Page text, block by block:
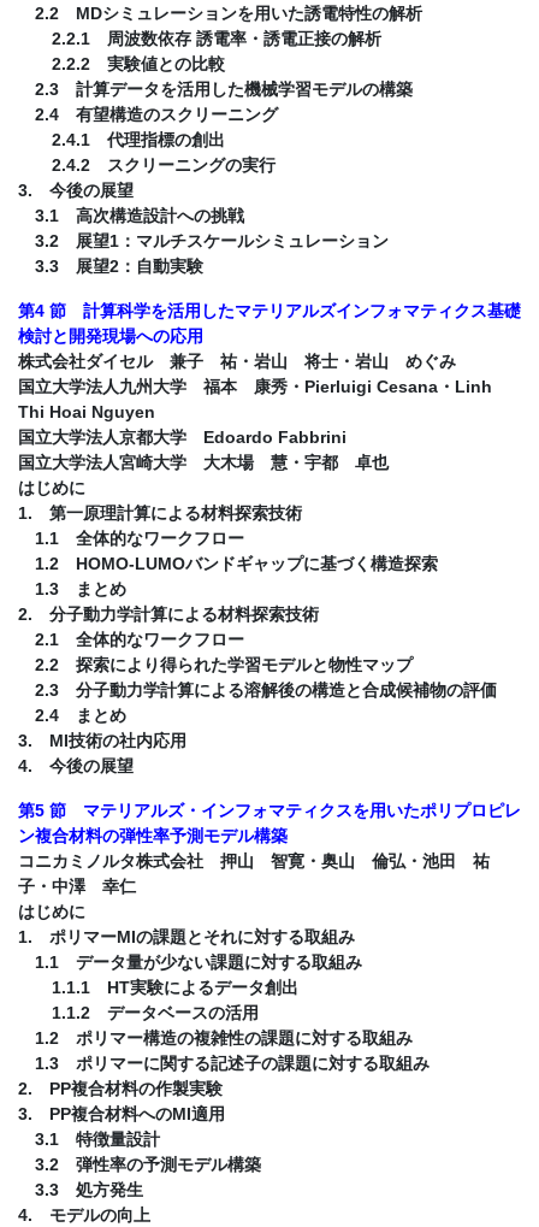
2.2 MDシミュレーションを用いた誘電特性の解析
2.2.1 周波数依存 誘電率・誘電正接の解析
2.2.2 実験値との比較
2.3 計算データを活用した機械学習モデルの構築
2.4 有望構造のスクリーニング
2.4.1 代理指標の創出
2.4.2 スクリーニングの実行
3. 今後の展望
3.1 高次構造設計への挑戦
3.2 展望1：マルチスケールシミュレーション
3.3 展望2：自動実験
第4 節 計算科学を活用したマテリアルズインフォマティクス基礎
検討と開発現場への応用
株式会社ダイセル 兼子 祐・岩山 将士・岩山 めぐみ
国立大学法人九州大学 福本 康秀・Pierluigi Cesana・Linh
Thi Hoai Nguyen
国立大学法人京都大学 Edoardo Fabbrini
国立大学法人宮崎大学 大木場 慧・宇都 卓也
はじめに
1. 第一原理計算による材料探索技術
1.1 全体的なワークフロー
1.2 HOMO-LUMOバンドギャップに基づく構造探索
1.3 まとめ
2. 分子動力学計算による材料探索技術
2.1 全体的なワークフロー
2.2 探索により得られた学習モデルと物性マップ
2.3 分子動力学計算による溶解後の構造と合成候補物の評価
2.4 まとめ
3. MI技術の社内応用
4. 今後の展望
第5 節 マテリアルズ・インフォマティクスを用いたポリプロピレ
ン複合材料の弾性率予測モデル構築
コニカミノルタ株式会社 押山 智寛・奥山 倫弘・池田 祐
子・中澤 幸仁
はじめに
1. ポリマーMIの課題とそれに対する取組み
1.1 データ量が少ない課題に対する取組み
1.1.1 HT実験によるデータ創出
1.1.2 データベースの活用
1.2 ポリマー構造の複雑性の課題に対する取組み
1.3 ポリマーに関する記述子の課題に対する取組み
2. PP複合材料の作製実験
3. PP複合材料へのMI適用
3.1 特徴量設計
3.2 弾性率の予測モデル構築
3.3 処方発生
4. モデルの向上